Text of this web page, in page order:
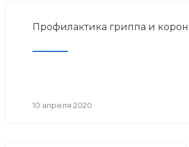
Профилактика гриппа и
10 апреля 2020